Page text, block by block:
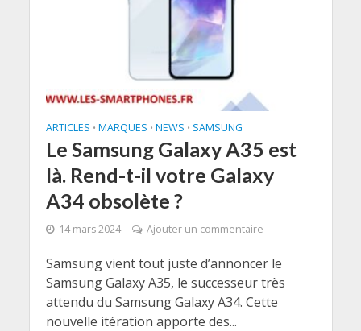
ARTICLES • MARQUES • NEWS • SAMSUNG
Le Samsung Galaxy A35 est
là. Rend-t-il votre Galaxy
A34 obsolète ?
14 mars 2024 Ajouter un commentaire
Samsung vient tout juste d’annoncer le
Samsung Galaxy A35, le successeur très
attendu du Samsung Galaxy A34. Cette
nouvelle itération apporte des...